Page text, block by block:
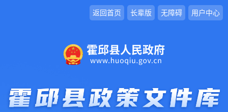
返回首页 长辈版 无障碍 用户中心